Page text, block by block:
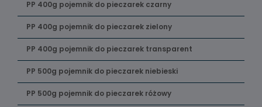
PP 400g pojemnik do pieczarek czarny
PP 400g pojemnik do pieczarek zielony
PP 400g pojemnik do pieczarek transparent
PP 500g pojemnik do pieczarek niebieski
PP 500g pojemnik do pieczarek różowy